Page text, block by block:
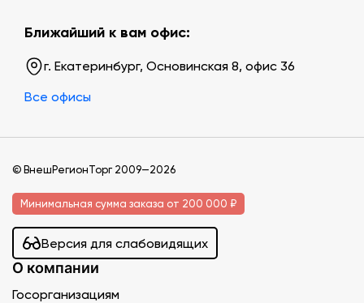
Ближайший к вам офис:
г. Екатеринбург, Основинская 8, офис 36
Все офисы
© ВнешРегионТорг 2009—2026
Минимальная сумма заказа от 200 000 ₽
Версия для слабовидящих
О компании
Госорганизациям